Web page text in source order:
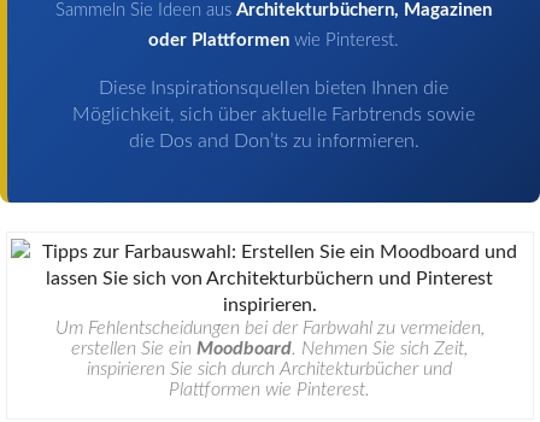
Sammeln Sie Ideen aus Architekturbüchern, Magazinen
oder Plattformen wie Pinterest.
Diese Inspirationsquellen bieten Ihnen die
Möglichkeit, sich über aktuelle Farbtrends sowie
die Dos and Don’ts zu informieren.
Um Fehlentscheidungen bei der Farbwahl zu vermeiden,
erstellen Sie einMoodboard. Nehmen Sie sich Zeit,
inspirieren Sie sich durch Architekturbücher und
Plattformen wie Pinterest.